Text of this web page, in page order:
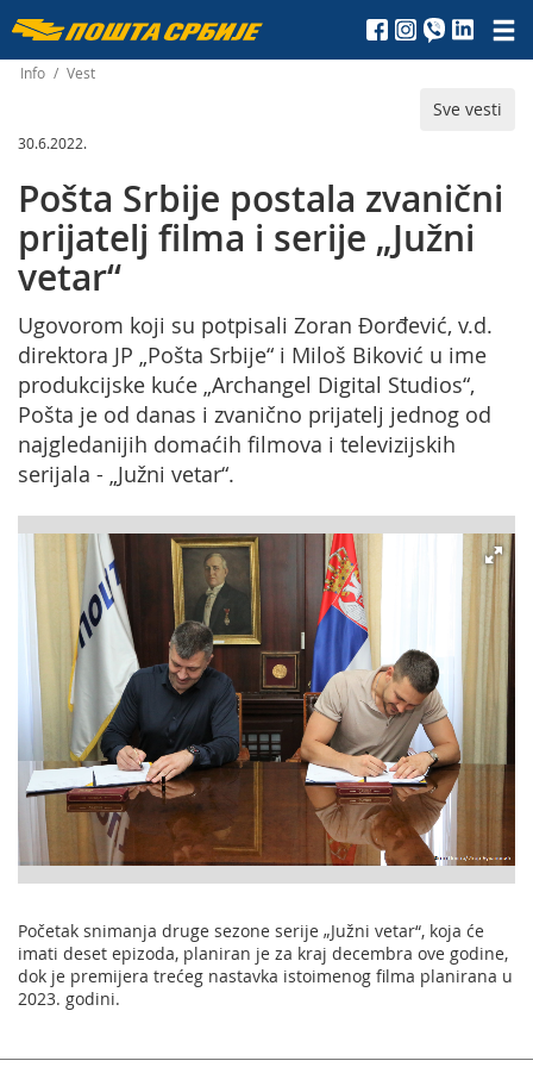
Пошта
Србије
д.о.о.
Info / Vest
Sve vesti
30.6.2022.
Pošta Srbije postala zvanični
prijatelj filma i serije „Južni
vetar“
Ugovorom koji su potpisali Zoran Đorđević, v.d.
direktora JP „Pošta Srbije“ i Miloš Biković u ime
produkcijske kuće „Archangel Digital Studios“,
Pošta je od danas i zvanično prijatelj jednog od
najgledanijih domaćih filmova i televizijskih
serijala - „Južni vetar“.
Početak snimanja druge sezone serije „Južni vetar“, koja će
imati deset epizoda, planiran je za kraj decembra ove godine,
dok je premijera trećeg nastavka istoimenog filma planirana u
2023. godini.